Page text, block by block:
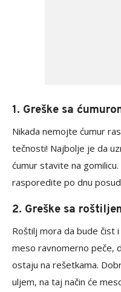
1. Greške sa
Nikada nemojte ćumur
tečnosti! Najbolje je da
ćumur stavite na
rasporedite po dnu
2. Greške sa
Roštilj mora da bude čist
meso ravnomerno peče,
ostaju na rešetkama.
uljem, na taj način će